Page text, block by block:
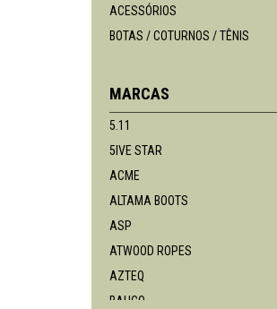
ACESSÓRIOS
BOTAS / COTURNOS / TÊNIS
MARCAS
5.11
5IVE STAR
ACME
ALTAMA BOOTS
ASP
ATWOOD ROPES
AZTEQ
BAHCO